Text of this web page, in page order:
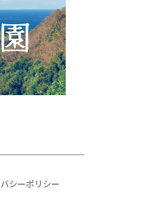
シーポリシー